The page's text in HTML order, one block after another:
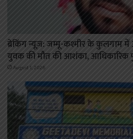
ब्रेकिंग न्यूज़: जम्मू-कश्मीर के कुलगाम
युवक की मौत की आशंका, आधिकारिक
August 1, 2026